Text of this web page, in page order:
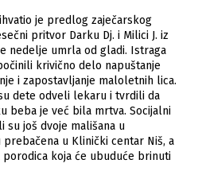
je predlog zaječarskog
pritvor Darku Dj. i Milici J. iz
nedelje umrla od gladi. Istraga
krivično delo napuštanje
i zapostavljanje maloletnih lica.
dete odveli lekaru i tvrdili da
beba je već bila mrtva. Socijalni
su još dvoje mališana u
prebačena u Klinički centar Niš, a
koja će ubuduće brinuti